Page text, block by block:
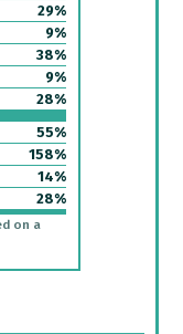
29%
9%
38%
9%
28%
55%
158%
14%
28%
on a